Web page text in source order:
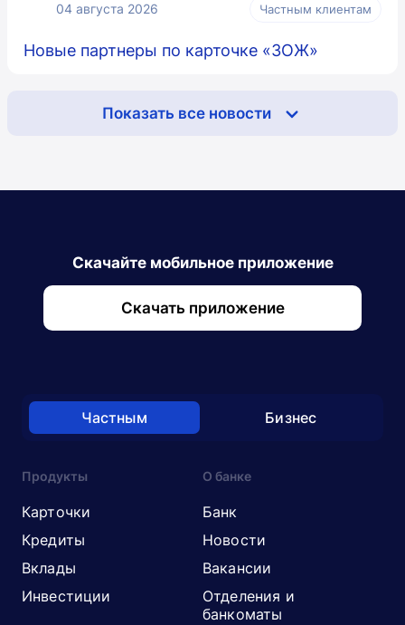
04 августа 2026 Частным клиентам
Новые партнеры по карточке «ЗОЖ»
Показать все новости
Скачайте мобильное приложение
Скачать приложение
Частным Бизнес
Продукты
Карточки
Кредиты
Вклады
Инвестиции
О банке
Банк
Новости
Вакансии
Отделения и
банкоматы